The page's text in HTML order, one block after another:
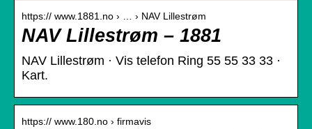
https:// www.1881.no › … › NAV Lillestrøm
NAV Lillestrøm – 1881
NAV Lillestrøm · Vis telefon Ring 55 55 33 33 ·
Kart.
https:// www.180.no › firmavis